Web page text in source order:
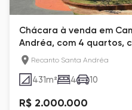
Chácara à venda em
Andréa, com 4 quartos,
Recanto Santa Andréa
431m² 4 10
R$ 2.000.000